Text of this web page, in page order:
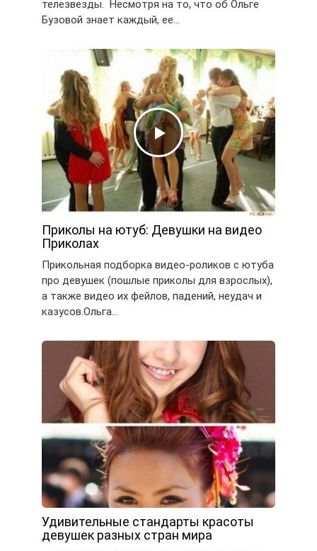
телезвезды. Несмотря на то, что об Ольге
Бузовой знает каждый, ее…
Приколы на ютуб: Девушки на видео
Приколах
Прикольная подборка видео-роликов с ютуба
про девушек (пошлые приколы для взрослых),
а также видео их фейлов, падений, неудач и
казусов.Ольга…
Удивительные стандарты красоты
девушек разных стран мира